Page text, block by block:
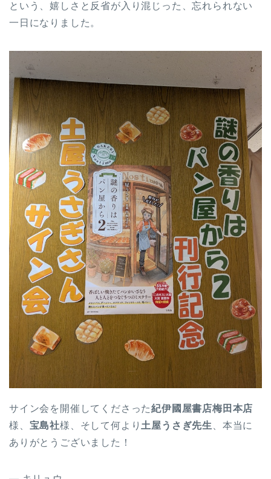
という、嬉しさと反省が入り混じった、忘れられない
一日になりました。
サイン会を開催してくださった紀伊國屋書店梅田本店
様、 宝島社様、そして何より 土屋うさぎ先生
、本当に
ありがとうございました！